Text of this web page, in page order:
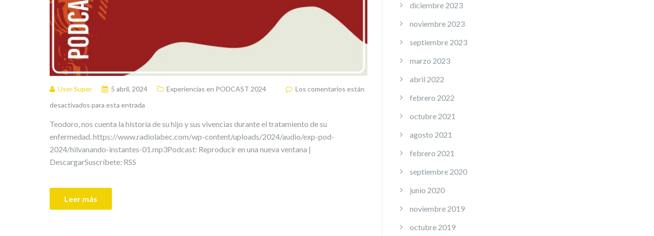
User Super 5 abril, 2024 Experiencias en PODCAST 2024
Los comentarios están
desactivados para esta entrada
Teodoro, nos cuenta la historia de su hijo y sus vivencias durante el tratamiento de su
enfermedad. https://www.radiolabec.com/wp-content/uploads/2024/audio/exp-pod-
2024/hilvanando-instantes-01.mp3Podcast: Reproducir en una nueva ventana |
DescargarSuscríbete: RSS
Leer más
diciembre 2023
noviembre 2023
septiembre 2023
marzo 2023
abril 2022
febrero 2022
octubre 2021
agosto 2021
febrero 2021
septiembre 2020
junio 2020
noviembre 2019
octubre 2019